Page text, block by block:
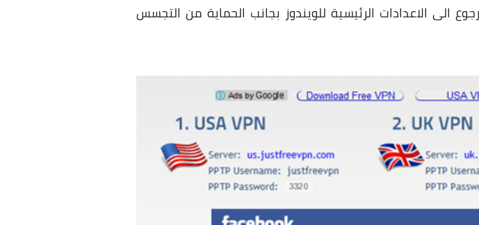
الاعدادات الرئيسية للويندوز بجانب الحماية من التجسس